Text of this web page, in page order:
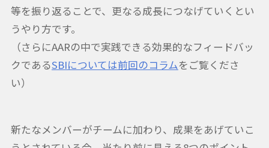
等を振り返ることで、更なる成長につなげていくとい
うやり方です。
（さらにAARの中で実践できる効果的なフィードバッ
クであるSBIについては前回のコラムをご覧くださ
い）
新たなメンバーがチームに加わり、成果をあげていこ